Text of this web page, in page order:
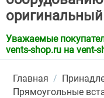
Уважаемые
vents-shop.ru на vent-
Главная /
Прямоугольные